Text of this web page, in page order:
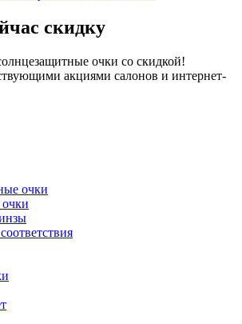
скидку
очки со скидкой!
акциями салонов и интернет-
очки